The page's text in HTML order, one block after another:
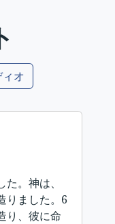
オ
。神は、
りました。6
り、彼に命